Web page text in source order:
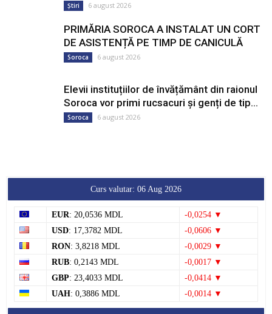
Știri 6 august 2026
PRIMĂRIA SOROCA A INSTALAT UN CORT
DE ASISTENȚĂ PE TIMP DE CANICULĂ
Soroca 6 august 2026
Elevii instituțiilor de învățământ din raionul
Soroca vor primi rucsacuri și genți de tip...
Soroca 6 august 2026
Curs valutar: 06 Aug 2026
EUR: 20,0536 MDL
-0,0254 ▼
USD: 17,3782 MDL
-0,0606 ▼
RON: 3,8218 MDL
-0,0029 ▼
RUB: 0,2143 MDL
-0,0017 ▼
GBP: 23,4033 MDL
-0,0414 ▼
UAH: 0,3886 MDL -0,0014 ▼